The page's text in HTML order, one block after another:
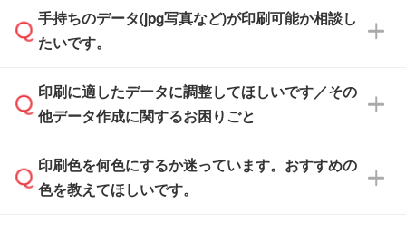
せいただければ、弊社にて無料でデザインデー
タを1点作成いたします。
積・ご注文フォームにアップロードしてご入稿
ください。
ご入稿後は経験豊富なスタッフがデータに不備
がないかチェックし、お客様と確認してから印
刷に進みますので、ご安心ください。
一部商品は入稿用テンプレートのご用意があり
ます。各商品ページの『印刷方法・テンプレー
入稿用のテンプレートはPDF形式ですが、
IllustratorやPhotoshopで開いてご利用いただけ
方」をご確認ください。
手持ちのデータ(jpg写真など)が印刷可能か相談し
たいです。
印刷に適したデータ・解像度かどうか、担当ス
タッフが事前に確認いたします。
ムへ添付いただくか、担当スタッフ宛にメール
でお送りください。
印刷に適したデータに調整してほしいです／その
他データ作成に関するお困りごと
データ作成でお困りの際には、担当スタッフが
サポートいたしますのでお気軽にご相談くださ
印刷色を何色にするか迷っています。おすすめの
色を教えてほしいです。